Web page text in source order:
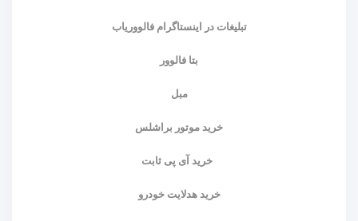
تبلیغات در اینستاگرام فالووریاب
بتا فالوور
مبل
خرید موتور براشلس
خرید آی پی ثابت
خرید هدلایت خودرو